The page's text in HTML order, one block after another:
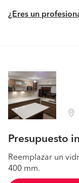
¿Eres un
Presupuesto
Reemplazar un
400 mm.